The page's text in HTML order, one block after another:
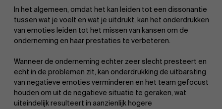
In het algemeen, omdat het kan leiden tot een dissonantie
tussen wat je voelt en wat je uitdrukt, kan het onderdrukken
van emoties leiden tot het missen van kansen om de
onderneming en haar prestaties te verbeteren.
Wanneer de onderneming echter zeer slecht presteert en
echt in de problemen zit, kan onderdrukking de uitbarsting
van negatieve emoties verminderen en het team gefocust
houden om uit de negatieve situatie te geraken, wat
uiteindelijk resulteert in aanzienlijk hogere